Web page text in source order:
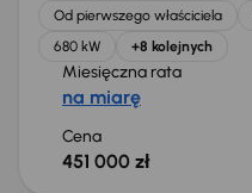
Od pierwszego właściciela
680 kW
+8 kolejnych
Miesięczna rata
na miarę
Cena
451 000 zł